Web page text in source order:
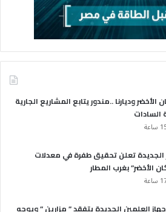
الأخضر وديارنا ..مندور يتابع المشاريع الجارية
السادات
الجديدة تعلن تحقيق طفرة في معدلات
الأخضر” بغرب المطار
العلمين الجديدة يتفقد ” مزارين ” ويوجه